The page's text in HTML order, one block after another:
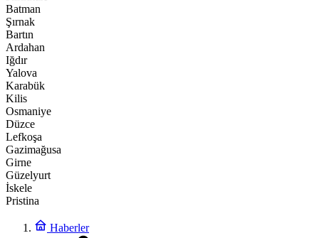
Batman
Şırnak
Bartın
Ardahan
Iğdır
Yalova
Karabük
Kilis
Osmaniye
Düzce
Lefkoşa
Gazimağusa
Girne
Güzelyurt
İskele
Pristina
Haberler